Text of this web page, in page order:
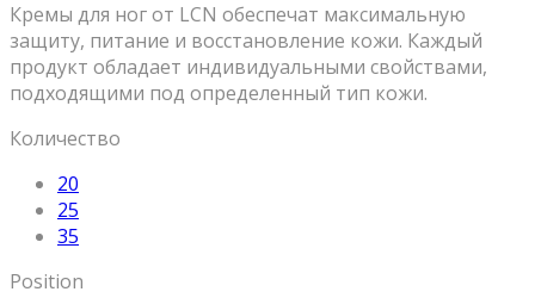
Кремы для ног от LCN обеспечат максимальную
защиту, питание и восстановление кожи. Каждый
продукт обладает индивидуальными свойствами,
подходящими под определенный тип кожи.
Количество
20
25
35
Position